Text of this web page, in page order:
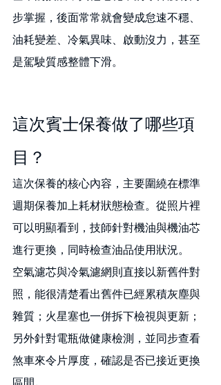
步掌握，後面常常就會變成怠速不穩、
油耗變差、冷氣異味、啟動沒力，甚至
是駕駛質感整體下滑。
這次賓士保養做了哪些項
目？
這次保養的核心內容，主要圍繞在標準
週期保養加上耗材狀態檢查。從照片裡
可以明顯看到，技師針對機油與機油芯
進行更換，同時檢查油品使用狀況。
空氣濾芯與冷氣濾網則直接以新舊件對
照，能很清楚看出舊件已經累積灰塵與
雜質；火星塞也一併拆下檢視與更新；
另外針對電瓶做健康檢測，並同步查看
煞車來令片厚度，確認是否已接近更換
區間。